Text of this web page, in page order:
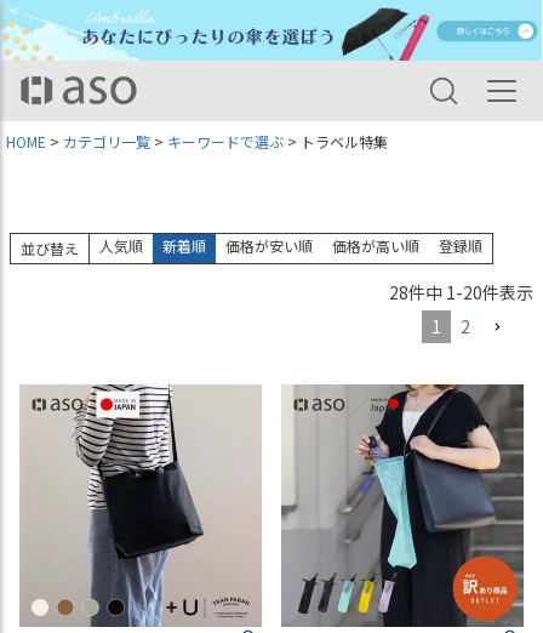
HOME カテゴリ一覧 キーワードで選ぶ トラベル特集
並び替え 人気順 新着順 価格が安い順 価格が高い順 登録順
28件中 1-20件表示
1
2